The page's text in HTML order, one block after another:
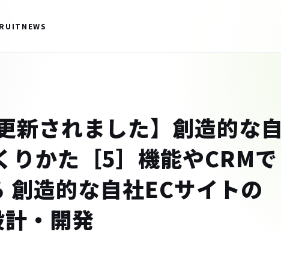
NEWS
新されました】創造的な自
りかた［5］機能やCRMで
創造的な自社ECサイトの
・開発